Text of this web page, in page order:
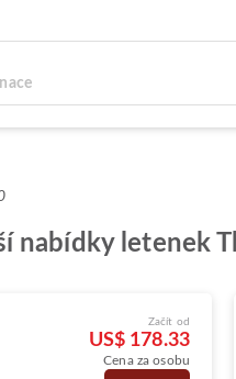
nabídky letenek
Začít od
US$ 178.33
Cena za osobu